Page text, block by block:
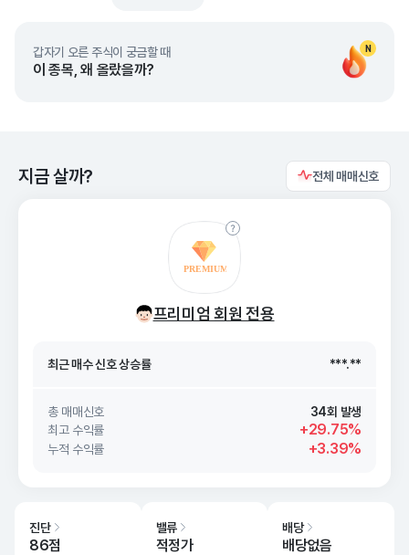
N
갑자기 오른 주식이 궁금할 때
이 종목, 왜 올랐을까?
지금 살까? 전체 매매신호
프리미엄 회원 전용
26. 08/11
최근 매수 신호 상승률 ***.**
최근 매수 신호 ***.**
총 매매신호
34회 발생
최고 수익률
+29.75%
누적 수익률 +3.39%
진단
86점
밸류
적정가
배당
배당없음